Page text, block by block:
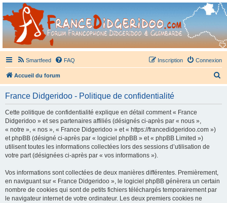
France Didgeridoo
Didgeridoo et Guimbarde sur France Didgeridoo - retrouvez la communauté.
Smartfeed FAQ Connexion
Inscription
Accueil du forum
France Didgeridoo - Politique de confidentialité
Cette politique de confidentialité explique en détail comment « France
Didgeridoo » et ses partenaires affiliés (désignés ci-après par « nous »,
« notre », « nos », « France Didgeridoo » et « https://francedidgeridoo.com »)
et phpBB (désigné ci-après par « logiciel phpBB » et « phpBB Limited »)
utilisent toutes les informations collectées lors des sessions d’utilisation de
votre part (désignées ci-après par « vos informations »).
Vos informations sont collectées de deux manières différentes. Premièrement,
en naviguant sur « France Didgeridoo », le logiciel phpBB génèrera un certain
nombre de cookies qui sont de petits fichiers téléchargés temporairement par
le navigateur internet de votre ordinateur. Les deux premiers cookies ne